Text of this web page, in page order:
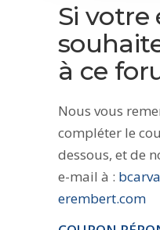
Si votre
à ce
Nous vous
compléter le
dessous, et de
e-mail à :
erembert.com